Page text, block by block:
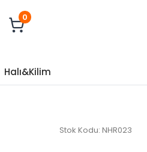
0
Halı&Kilim
Stok Kodu: NHR023